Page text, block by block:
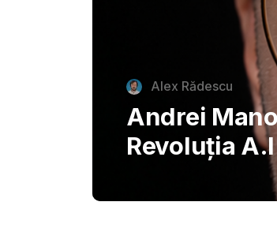
Birra
autentice
București,
savureze